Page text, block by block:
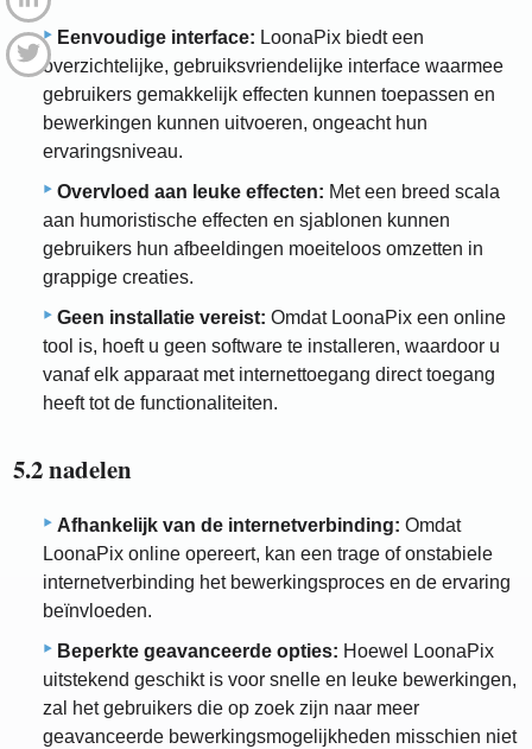
Eenvoudige interface: LoonaPix biedt een
overzichtelijke, gebruiksvriendelijke interface waarmee
gebruikers gemakkelijk effecten kunnen toepassen en
bewerkingen kunnen uitvoeren, ongeacht hun
ervaringsniveau.
Overvloed aan leuke effecten: Met een breed scala
aan humoristische effecten en sjablonen kunnen
gebruikers hun afbeeldingen moeiteloos omzetten in
grappige creaties.
Geen installatie vereist: Omdat LoonaPix een online
tool is, hoeft u geen software te installeren, waardoor u
vanaf elk apparaat met internettoegang direct toegang
heeft tot de functionaliteiten.
5.2 nadelen
Afhankelijk van de internetverbinding: Omdat
LoonaPix online opereert, kan een trage of onstabiele
internetverbinding het bewerkingsproces en de ervaring
beïnvloeden.
Beperkte geavanceerde opties: Hoewel LoonaPix
uitstekend geschikt is voor snelle en leuke bewerkingen,
zal het gebruikers die op zoek zijn naar meer
geavanceerde bewerkingsmogelijkheden misschien niet